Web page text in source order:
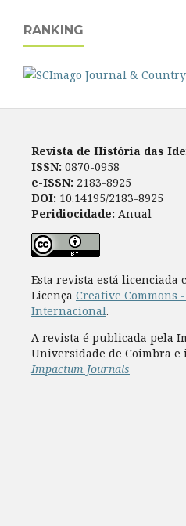
RANKING
Revista de História das
ISSN: 0870-0958
e-ISSN: 2183-8925
DOI: 10.14195/2183-8925
Peridiocidade: Anual
Esta revista está licenciada
Licença Creative Commons
Internacional.
A revista é publicada pela
Universidade de Coimbra e
Impactum Journals